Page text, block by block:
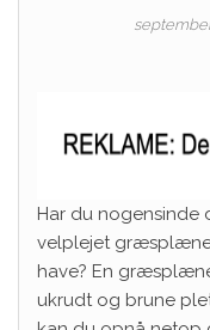
Har du nogensinde
velplejet
have? En
ukrudt og brune